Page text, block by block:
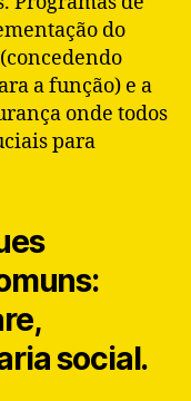
do
a função) e a
onde todos
para
social.